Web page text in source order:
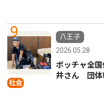
9
社会
八王子
2026.05.28
ボッチャ全
井さん 団体